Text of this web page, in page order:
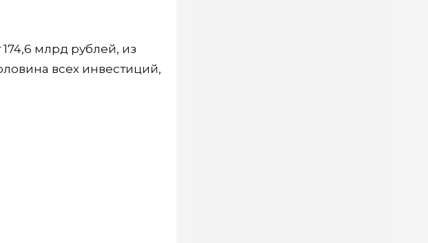
млрд рублей, из
всех инвестиций,